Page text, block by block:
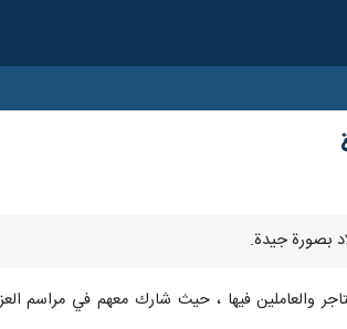
والعاملين فيها ، حيث شارك معهم في مراسم